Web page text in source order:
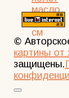
©
картины от
защищены.